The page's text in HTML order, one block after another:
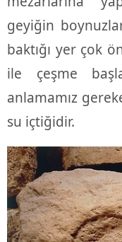
geyiğin
baktığı yer çok
ile çeşme
anlamamız
su içtiğidir.